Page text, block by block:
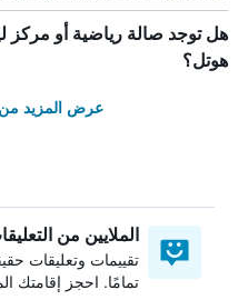
هل توجد صالة رياضية أو مركز
هوتل؟
عرض المزيد من
الملايين من
تقييمات وتعليقات
تمامًا. احجز إقامتك